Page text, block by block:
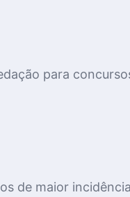
para
de maior incidência